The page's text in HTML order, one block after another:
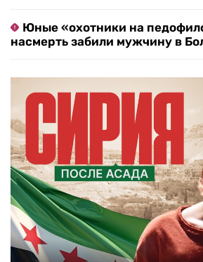
Юные «охотники на
насмерть забили мужчину в